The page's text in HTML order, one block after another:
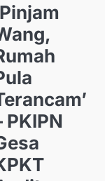
PKIPN